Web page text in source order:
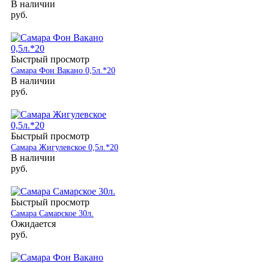
В наличии
руб.
Быстрый просмотр
Самара Фон Вакано 0,5л.*20
В наличии
руб.
Быстрый просмотр
Самара Жигулевское 0,5л.*20
В наличии
руб.
Быстрый просмотр
Самара Самарское 30л.
Ожидается
руб.